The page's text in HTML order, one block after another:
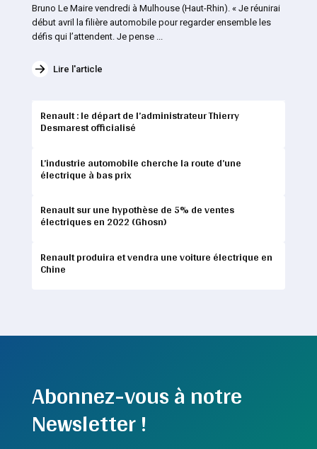
Bruno Le Maire vendredi à Mulhouse (Haut-Rhin). « Je réunirai
début avril la filière automobile pour regarder ensemble les
défis qui l’attendent. Je pense ...
Lire l'article
Renault : le départ de l’administrateur Thierry
Desmarest officialisé
L’industrie automobile cherche la route d’une
électrique à bas prix
Renault sur une hypothèse de 5% de ventes
électriques en 2022 (Ghosn)
Renault produira et vendra une voiture électrique en
Chine
Abonnez-vous à notre
Newsletter !